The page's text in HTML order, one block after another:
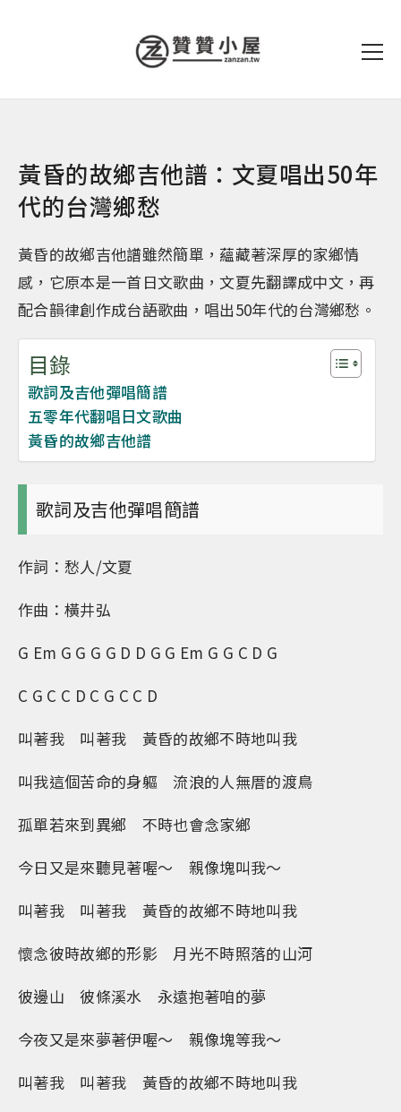
黃昏的故鄉吉他譜：文夏唱出50年
代的台灣鄉愁
黃昏的故鄉吉他譜雖然簡單，蘊藏著深厚的家鄉情
感，它原本是一首日文歌曲，文夏先翻譯成中文，再
配合韻律創作成台語歌曲，唱出50年代的台灣鄉愁。
目錄
歌詞及吉他彈唱簡譜
五零年代翻唱日文歌曲
黃昏的故鄉吉他譜
歌詞及吉他彈唱簡譜
作詞：愁人/文夏
作曲：橫井弘
G Em G G G G D D G G Em G G C D G
C G C C D C G C C D
叫著我 叫著我 黃昏的故鄉不時地叫我
叫我這個苦命的身軀 流浪的人無厝的渡鳥
孤單若來到異鄉 不時也會念家鄉
今日又是來聽見著喔～ 親像塊叫我～
叫著我 叫著我 黃昏的故鄉不時地叫我
懷念彼時故鄉的形影 月光不時照落的山河
彼邊山 彼條溪水 永遠抱著咱的夢
今夜又是來夢著伊喔～ 親像塊等我～
叫著我 叫著我 黃昏的故鄉不時地叫我